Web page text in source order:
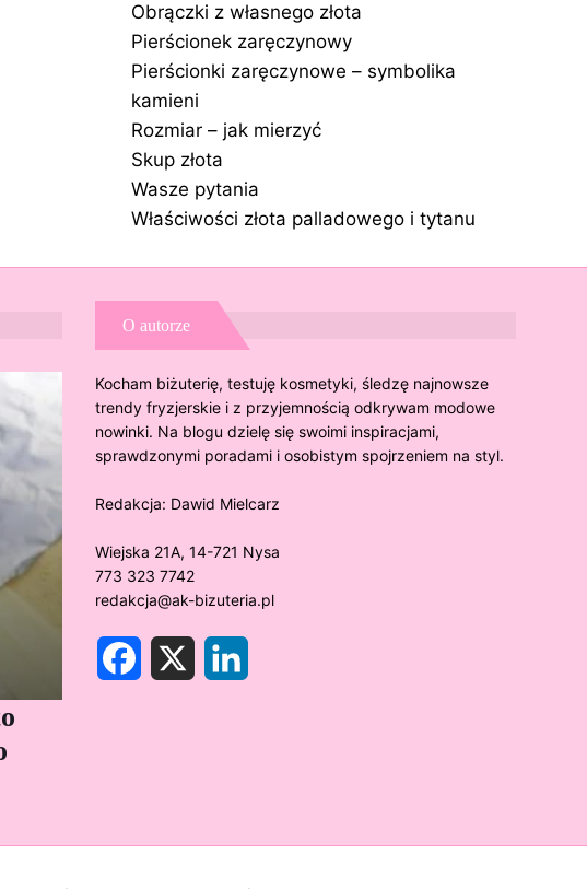
Obrączki z własnego złota
Pierścionek zaręczynowy
Pierścionki zaręczynowe – symbolika
kamieni
Rozmiar – jak mierzyć
Skup złota
Wasze pytania
Właściwości złota palladowego i tytanu
O autorze
Kocham biżuterię, testuję kosmetyki, śledzę najnowsze
trendy fryzjerskie i z przyjemnością odkrywam modowe
nowinki. Na blogu dzielę się swoimi inspiracjami,
sprawdzonymi poradami i osobistym spojrzeniem na styl.
Redakcja: Dawid Mielcarz
Wiejska 21A, 14-721 Nysa
773 323 7742
redakcja@ak-bizuteria.pl
X